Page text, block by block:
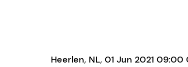
Heerlen, NL, 01 Jun 2021 09:00